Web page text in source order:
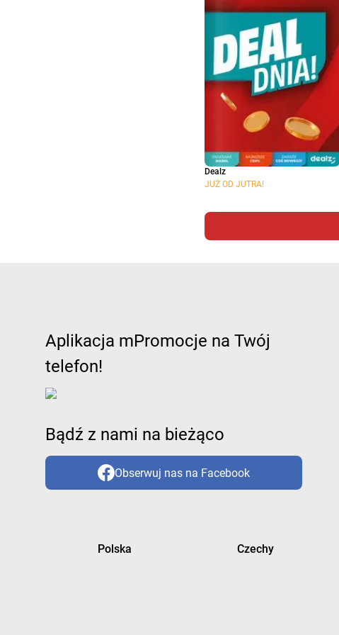
Dealz
JUŻ OD JUTRA!
Aplikacja mPromocje na Twój
telefon!
Bądź z nami na bieżąco
Obserwuj nas na Facebook
Polska Czechy